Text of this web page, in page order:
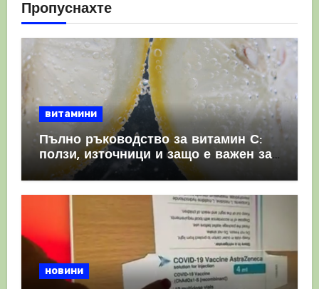
Пропуснахте
витамини
Пълно ръководство за витамин С:
ползи, източници и защо е важен за
имунната система
новини